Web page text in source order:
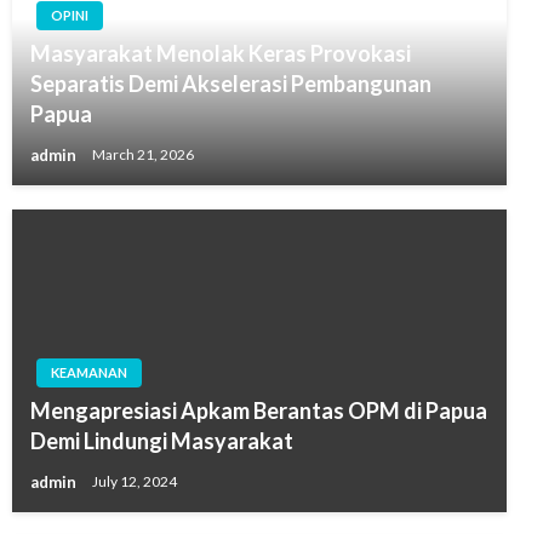
OPINI
Masyarakat Menolak Keras Provokasi
Separatis Demi Akselerasi Pembangunan
Papua
admin March 21, 2026
KEAMANAN
Mengapresiasi Apkam Berantas OPM di Papua
Demi Lindungi Masyarakat
admin July 12, 2024